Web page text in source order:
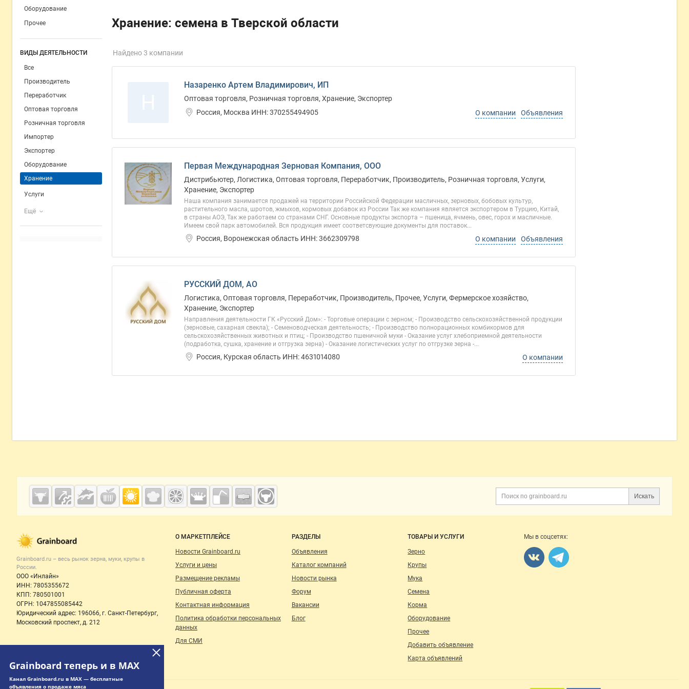
Оборудование
Прочее
ВИДЫ ДЕЯТЕЛЬНОСТИ
Все
Производитель
Переработчик
Оптовая торговля
Розничная торговля
Импортер
Экспортер
Оборудование
Хранение
Услуги
Ещё
Хранение: семена в Тверской области
Найдено 3 компании
Назаренко Артем Владимирович, ИП
Оптовая торговля, Розничная торговля, Хранение, Экспортер
Россия, Москва ИНН: 370255494905
О компании Объявления
Первая Международная Зерновая Компания, ООО
Дистрибьютер, Логистика, Оптовая торговля, Переработчик, Производитель, Розничная торговля, Услуги,
Хранение, Экспортер
Наша компания занимается продажей на территории Российской Федерации масличных, зерновых, бобовых культур,
растительного масла, шротов, жмыхов, кормовых добавок из России Так же компания является экспортером в Турцию, Китай,
в страны АОЭ, Так же работаем со странами СНГ. Основные продукты экспорта – пшеница, ячмень, овес, горох и масличные.
Имеем свой парк автомобилей. Вся продукция имеет соответсвующие документы для поставок...
Россия, Воронежская область ИНН: 3662309798 О компании Объявления
РУССКИЙ ДОМ, АО
Логистика, Оптовая торговля, Переработчик, Производитель, Прочее, Услуги, Фермерское хозяйство,
Хранение, Экспортер
Направления деятельности ГК «Русский Дом»: - Торговые операции с зерном; - Производство сельскохозяйственной продукции
(зерновые, сахарная свекла); - Семеноводческая деятельность; - Производство полнорационных комбикормов для
сельскохозяйственных животных и птиц; - Производство пшеничной муки - Оказание услуг хлебоприемной деятельности
(подработка, сушка, хранение и отгрузка зерна) - Оказание логистических услуг по отгрузке зерна -...
Россия, Курская область ИНН: 4631014080 О компании
Grainboard теперь и в MAX
Канал Grainboard.ru в MAX — бесплатные
объявления о продаже мяса
Дополнительная информация
Искать
Cсылки на полезные проекты
Grainboard.ru
Важные разделы и контакты
Grainboard.ru – весь рынок зерна, муки, крупы в
России.
ООО «Инлайн»
ИНН: 7805355672
КПП: 780501001
ОГРН: 1047855085442
Юридический адрес: 196066, г. Санкт-Петербург,
Московский проспект, д. 212
Навигация по сайту
О МАРКЕТПЛЕЙСЕ
Новости Grainboard.ru
Услуги и цены
Размещение рекламы
Публичная оферта
Контактная информация
Политика обработки персональных
данных
Для СМИ
РАЗДЕЛЫ
Объявления
Каталог компаний
Новости рынка
Форум
Вакансии
Блог
ТОВАРЫ И УСЛУГИ
Зерно
Крупы
Мука
Семена
Корма
Оборудование
Прочее
Добавить объявление
Карта объявлений
Мы в соцсетях: